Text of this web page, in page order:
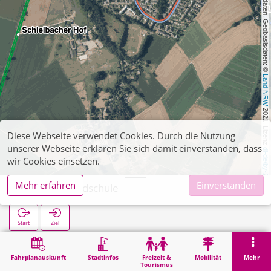
, Kartendaten, Geobasisdaten: ©
Land NRW
2021, Lizenz
dl-de/by-2-0
Fahrplanauskunft Stadtinfos
Freizeit &
Tourismus
Mobilität Mehr
Ofden Grundschule
Start Ziel
Suche Ofden Grundschule
Diese Webseite verwendet Cookies. Durch die Nutzung
unserer Webseite erklären Sie sich damit einverstanden, dass
wir Cookies einsetzen.
Mehr erfahren
Einverstanden